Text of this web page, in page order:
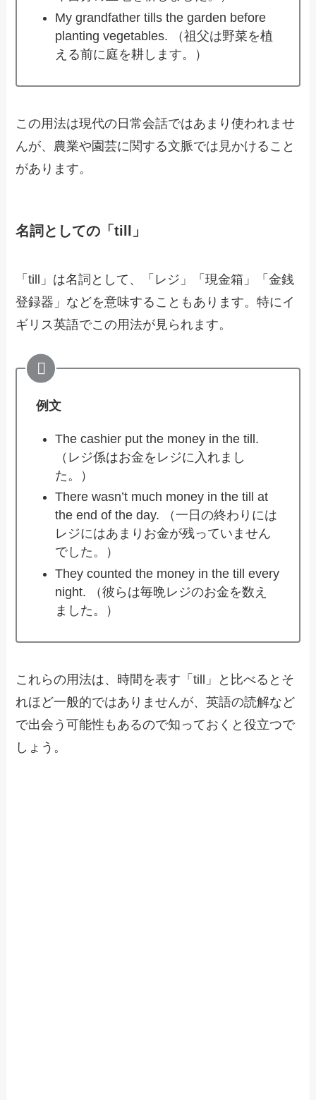
My grandfather tills the garden before
planting vegetables. （祖父は野菜を植
える前に庭を耕します。）
この用法は現代の日常会話ではあまり使われませ
んが、農業や園芸に関する文脈では見かけること
があります。
名詞としての「till」
「till」は名詞として、「レジ」「現金箱」「金銭
登録器」などを意味することもあります。特にイ
ギリス英語でこの用法が見られます。
例文
The cashier put the money in the till.
（レジ係はお金をレジに入れまし
た。）
There wasn’t much money in the till at
the end of the day. （一日の終わりには
レジにはあまりお金が残っていません
でした。）
They counted the money in the till every
night. （彼らは毎晩レジのお金を数え
ました。）
これらの用法は、時間を表す「till」と比べるとそ
れほど一般的ではありませんが、英語の読解など
で出会う可能性もあるので知っておくと役立つで
しょう。